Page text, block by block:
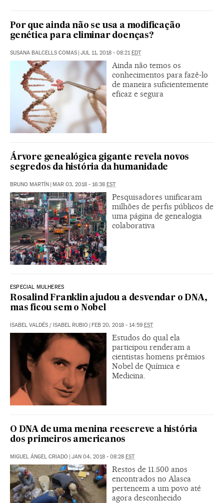
Por que ainda não se usa a modificação
genética para eliminar doenças?
SUSANA BALCELLS COMAS | JUL 11, 2018 - 08:21EDT
Ainda não temos os
conhecimentos para fazê-lo
de maneira suficientemente
eficaz e segura
Árvore genealógica gigante revela novos
segredos da história da humanidade
BRUNO MARTÍN | MAR 03, 2018 - 16:38 EST
Pesquisadores unificaram
milhões de perfis públicos de
uma página de genealogia
colaborativa
ESPECIAL MULHERES
Rosalind Franklin ajudou a desvendar o DNA,
mas ficou sem o Nobel
ISABEL VALDÉS / ISABEL RUBIO | FEB 20, 2018 - 14:59 EST
Estudos do qual ela
participou renderam a
cientistas homens prêmios
Nobel de Química e
Medicina.
O DNA de uma menina reescreve a história
dos primeiros americanos
MIGUEL ÁNGEL CRIADO | JAN 04, 2018 - 08:28 EST
Restos de 11.500 anos
encontrados no Alasca
pertencem a um povo até
agora desconhecido